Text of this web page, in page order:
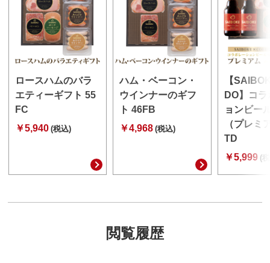
ロースハムのバラ
エティーギフト 55
FC
￥5,940 (税込)
ハム・ベーコン・
ウインナーのギフ
ト 46FB
￥4,968 (税込)
【
DO】コ
ョンビー
（プレミ
TD
￥5,999 (
閲覧履歴